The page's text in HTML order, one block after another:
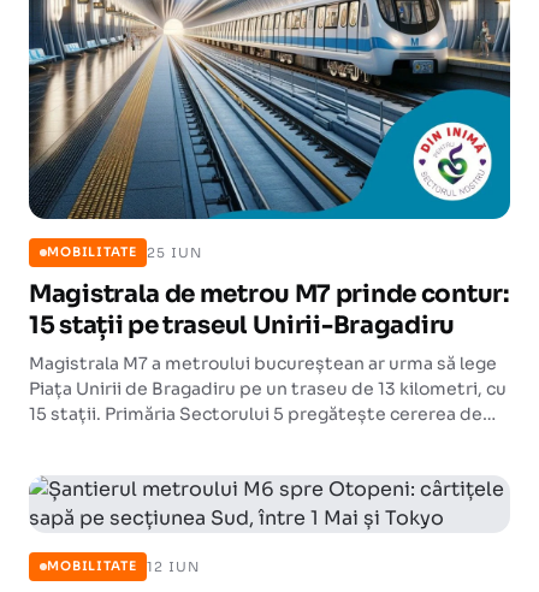
MOBILITATE 25 IUN
Magistrala de metrou M7 prinde contur:
15 stații pe traseul Unirii-Bragadiru
Magistrala M7 a metroului bucureștean ar urma să lege
Piața Unirii de Bragadiru pe un traseu de 13 kilometri, cu
15 stații. Primăria Sectorului 5 pregătește cererea de
MOBILITATE 12 IUN